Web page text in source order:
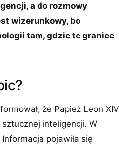
a do rozmowy
wizerunkowy, bo
tam, gdzie te granice
że Papież Leon XIV
inteligencji. W
pojawiła się